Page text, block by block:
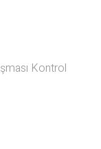
Kontrol